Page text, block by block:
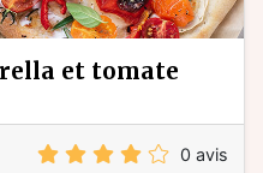
et tomate
0 avis